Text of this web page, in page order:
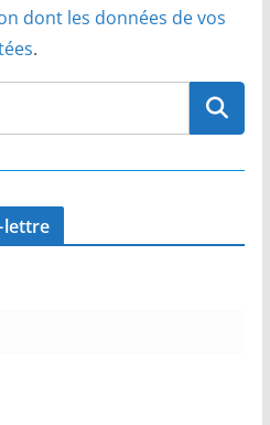
dont les données de vos
.
lettre